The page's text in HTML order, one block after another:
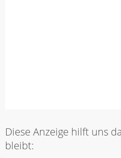
Diese Anzeige hilft uns
bleibt: